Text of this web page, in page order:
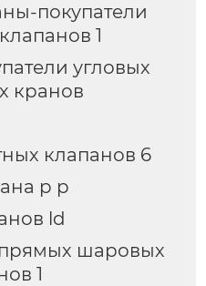
покупатели
1
угловых
кранов
клапанов 6
p p
ld
шаровых
1